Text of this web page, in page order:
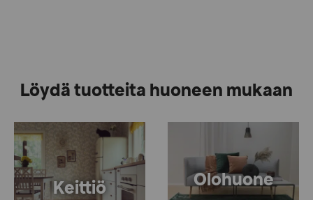
Löydä tuotteita huoneen mukaan
Keittiö Olohuone